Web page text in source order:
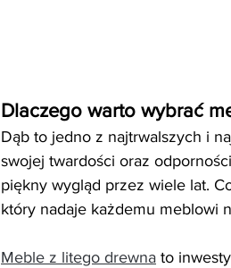
Dlaczego warto wybrać
Dąb to jedno z najtrwalszych i
swojej twardości oraz
piękny wygląd przez wiele lat.
który nadaje każdemu meblowi
Meble z litego drewna to